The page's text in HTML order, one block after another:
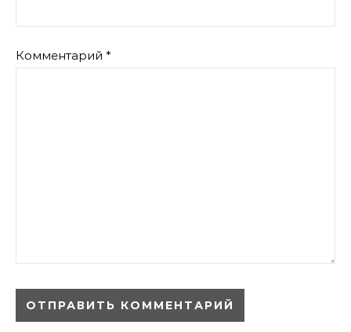
Комментарий *